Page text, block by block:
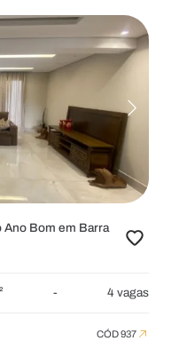
GARDEN
TERRENOS
PRÉDIOS
Ano Bom em Barra
- 4 vagas
CÓD 937